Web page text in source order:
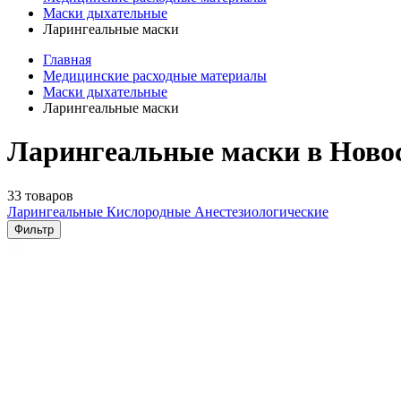
Маски дыхательные
Ларингеальные маски
Главная
Медицинские расходные материалы
Маски дыхательные
Ларингеальные маски
Ларингеальные маски в
33 товаров
Ларингеальные Кислородные Анестезиологические
Фильтр